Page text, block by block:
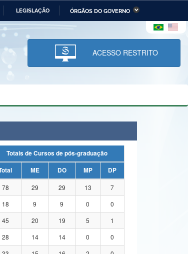
LEGISLAÇÃO ÓRGÃOS DO GOVERNO
Ministério da Infraestrutura
Ministério da Ciência,
Tecnologia, Inovações e
Comunicações
ACESSO RESTRITO
Totais de Cursos de pós-graduação
ME DO MP
DP
78 29 29 13
7
18 9 9 0
0
45 20 19 5
1
28 14 14 0
0